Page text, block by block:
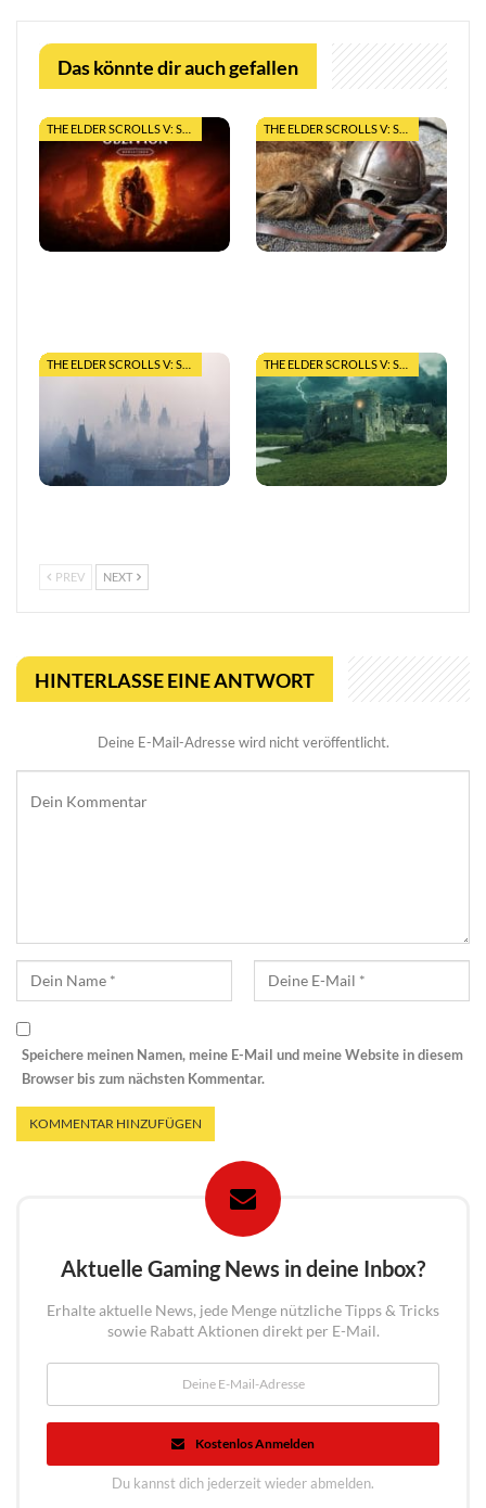
Das könnte dir auch gefallen
PREV NEXT
HINTERLASSE EINE ANTWORT
Deine E-Mail-Adresse wird nicht veröffentlicht.
Speichere meinen Namen, meine E-Mail und meine Website in diesem
Browser bis zum nächsten Kommentar.
Aktuelle Gaming News in deine Inbox?
Erhalte aktuelle News, jede Menge nützliche Tipps & Tricks
sowie Rabatt Aktionen direkt per E-Mail.
Kostenlos Anmelden
Du kannst dich jederzeit wieder abmelden.